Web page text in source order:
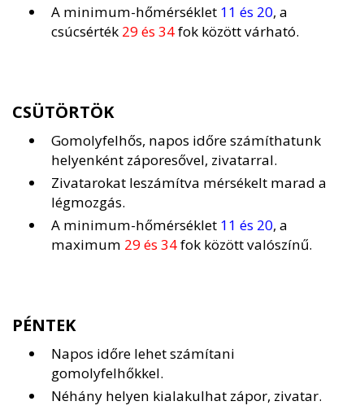
A minimum-hőmérséklet 11 és 20, a
csúcsérték 29 és 34fok között várható.
CSÜTÖRTÖK
Gomolyfelhős, napos időre számíthatunk
helyenként záporesővel, zivatarral.
Zivatarokat leszámítva mérsékelt marad a
légmozgás.
A minimum-hőmérséklet 11 és 20, a
maximum 29 és 34fok között valószínű.
PÉNTEK
Napos időre lehet számítani
gomolyfelhőkkel.
Néhány helyen kialakulhat zápor, zivatar.